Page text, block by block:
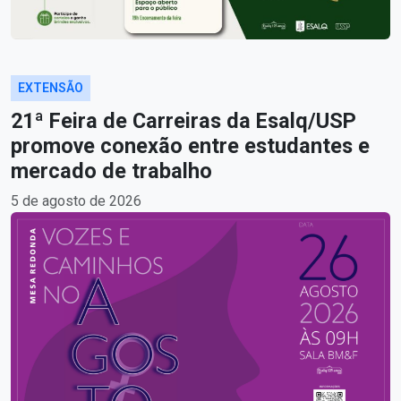
EXTENSÃO
21ª Feira de Carreiras da Esalq/USP
promove conexão entre estudantes e
mercado de trabalho
5 de agosto de 2026